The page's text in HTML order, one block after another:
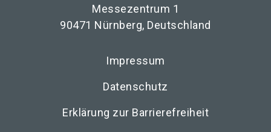
Messezentrum 1
90471 Nürnberg, Deutschland
Impressum
Datenschutz
Erklärung zur Barrierefreiheit